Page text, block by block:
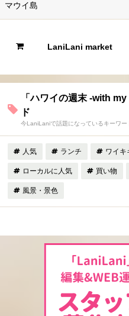
マウイ島
LaniLani market
「ハワイの週末 -with
ド
今LaniLaniで話題になっているキーワー
人気 ランチ ワイキ
ローカルに人気 買い物
風景・景色